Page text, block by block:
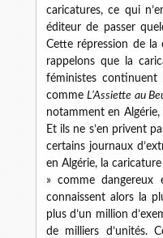
caricatures, ce qui
éditeur de passer
Cette répression de la
rappelons que la
féministes continuent
commeL’Assiette au
notamment en
Et ils ne s’en privent
certains journaux
en Algérie, la
» comme dangereux
connaissent alors la
plus d’un million
de milliers d’unités.